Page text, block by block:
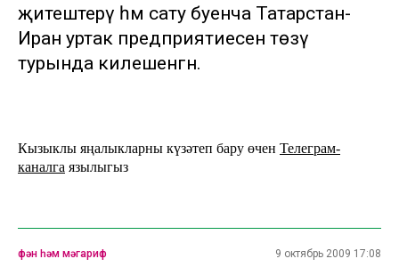
җитештерү һәм сату буенча Татарстан-
Иран уртак предприятиесен төзү
турында килешенгән.
Кызыклы яңалыкларны күзәтеп бару өчен Телеграм-
каналга язылыгыз
фән һәм мәгариф 9 октябрь 2009 17:08